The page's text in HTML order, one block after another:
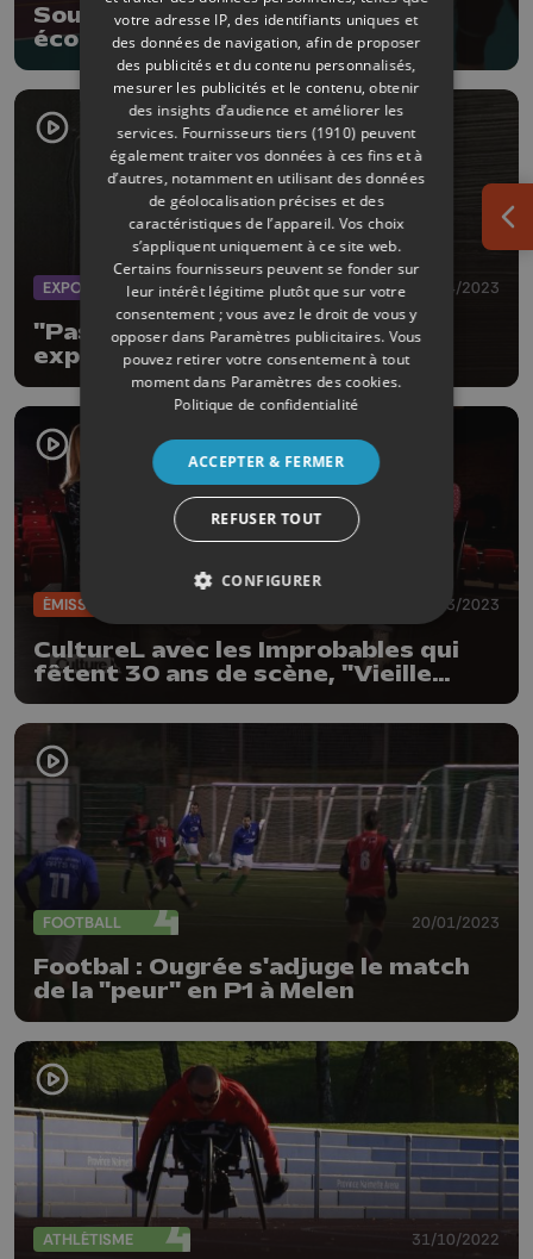
Soumagne abrite une des rares
écoles de gardiens de Futsal de
Wallonie
EXPOS 02/04/2023
"Passion du noir" : Denise Gilles
expose à Wégimont Culture
ÉMISSIONS 02/03/2023
CultureL avec les Improbables qui
fêtent 30 ans de scène, "Vieille
peau" à la Courte Echelle et
"Spamalot" au Moderne
FOOTBALL 20/01/2023
Footbal : Ougrée s'adjuge le match
de la "peur" en P1 à Melen
ATHLÉTISME 31/10/2022
votre adresse IP, des identifiants uniques et
des données de navigation, afin de proposer
des publicités et du contenu personnalisés,
mesurer les publicités et le contenu, obtenir
des insights d’audience et améliorer les
services. Fournisseurs tiers (1910) peuvent
également traiter vos données à ces fins et à
d’autres, notamment en utilisant des données
de géolocalisation précises et des
caractéristiques de l’appareil. Vos choix
s’appliquent uniquement à ce site web.
Certains fournisseurs peuvent se fonder sur
leur intérêt légitime plutôt que sur votre
consentement ; vous avez le droit de vous y
opposer dans Paramètres publicitaires. Vous
pouvez retirer votre consentement à tout
moment dans Paramètres des cookies.
Politique de confidentialité
ACCEPTER & FERMER
REFUSER TOUT
CONFIGURER